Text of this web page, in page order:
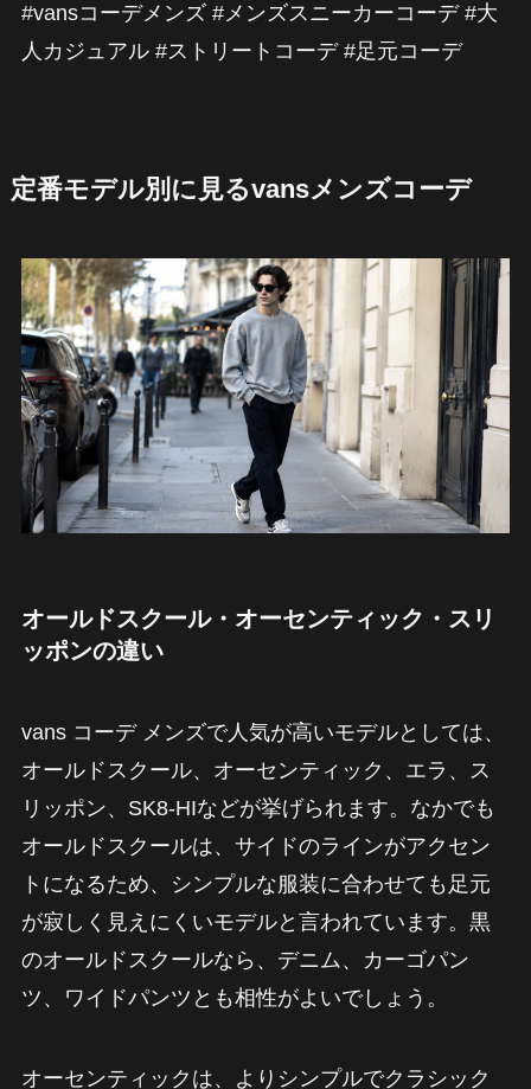
#vansコーデメンズ #メンズスニーカーコーデ #大
人カジュアル #ストリートコーデ #足元コーデ
定番モデル別に見るvansメンズコーデ
オールドスクール・オーセンティック・スリ
ッポンの違い
vans コーデ メンズで人気が高いモデルとしては、
オールドスクール、オーセンティック、エラ、ス
リッポン、SK8-HIなどが挙げられます。なかでも
オールドスクールは、サイドのラインがアクセン
トになるため、シンプルな服装に合わせても足元
が寂しく見えにくいモデルと言われています。黒
のオールドスクールなら、デニム、カーゴパン
ツ、ワイドパンツとも相性がよいでしょう。
オーセンティックは、よりシンプルでクラシック